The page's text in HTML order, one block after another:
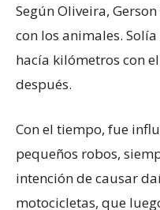
Según Oliveira,
con los animales.
hacía kilómetros con
después.
Con el tiempo, fue
pequeños robos,
intención de causar
motocicletas, que